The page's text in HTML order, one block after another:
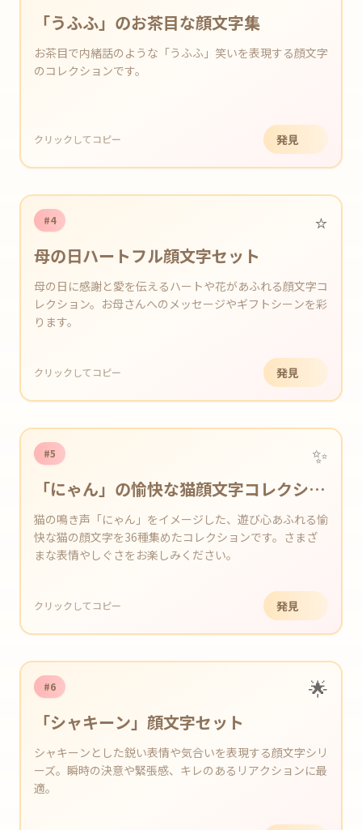
「うふふ」のお茶目な顔文字集
お茶目で内緒話のような「うふふ」笑いを表現する顔文字
のコレクションです。
クリックしてコピー 発見
#4 ⭐️
母の日ハートフル顔文字セット
母の日に感謝と愛を伝えるハートや花があふれる顔文字コ
レクション。お母さんへのメッセージやギフトシーンを彩
ります。
クリックしてコピー 発見
#5 ✨
「にゃん」の愉快な猫顔文字コレクショ
ン
猫の鳴き声「にゃん」をイメージした、遊び心あふれる愉
快な猫の顔文字を36種集めたコレクションです。さまざ
まな表情やしぐさをお楽しみください。
クリックしてコピー 発見
#6 🌟
「シャキーン」顔文字セット
シャキーンとした鋭い表情や気合いを表現する顔文字シリ
ーズ。瞬時の決意や緊張感、キレのあるリアクションに最
適。